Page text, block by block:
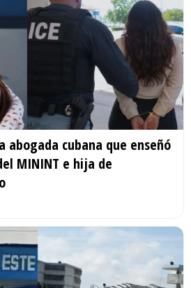
abogada cubana que enseñó
MININT e hija de